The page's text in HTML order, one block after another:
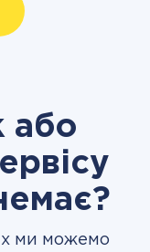
або
ми можемо